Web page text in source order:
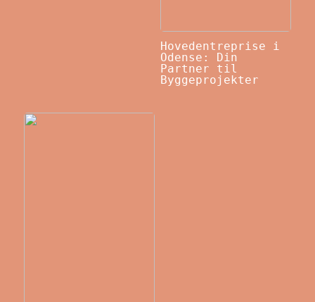
Hovedentreprise i
Odense: Din
Partner til
Byggeprojekter